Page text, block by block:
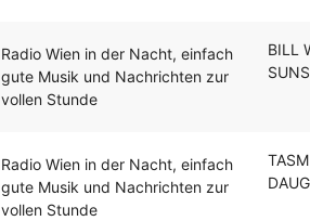
Radio Wien in der Nacht, einfach
gute Musik und Nachrichten zur
vollen Stunde
BILL
Radio Wien in der Nacht, einfach
gute Musik und Nachrichten zur
vollen Stunde